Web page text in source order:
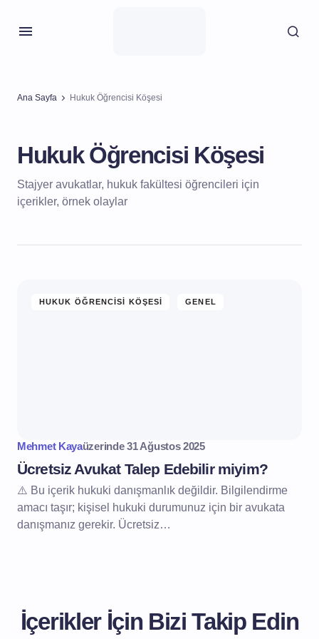
Ana Sayfa Hukuk Öğrencisi Köşesi
Hukuk Öğrencisi Köşesi
Stajyer avukatlar, hukuk fakültesi öğrencileri için
içerikler, örnek olaylar
HUKUK ÖĞRENCISI KÖŞESI GENEL
Mehmet Kayaüzerinde 31 Ağustos 2025
Ücretsiz Avukat Talep Edebilir miyim?
⚠️ Bu içerik hukuki danışmanlık değildir. Bilgilendirme
amacı taşır; kişisel hukuki durumunuz için bir avukata
danışmanız gerekir. Ücretsiz…
İçerikler İçin Bizi Takip Edin